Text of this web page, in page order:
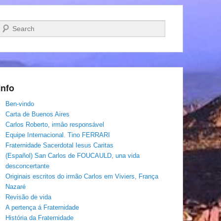
Pesquisar…
Ben-vindo
Carta de Buenos Aires
Carlos Roberto, irmâo responsável
Equipe Internacional. Tino FERRARI
Fraternidade Sacerdotal Iesus Caritas
(Español) San Carlos de FOUCAULD, una vida
desconcertante
Originais escritos do irmão Carlos em Viviers, França
Nazaré
Revisão de vida
A pertença á Fraternidade
História da Fraternidade